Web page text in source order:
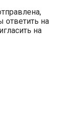
ответить на
на